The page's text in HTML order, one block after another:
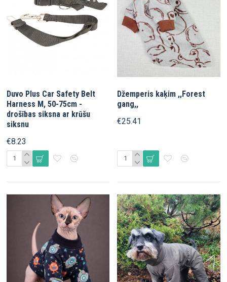
Duvo Plus Car Safety Belt
Harness M, 50-75сm -
drošības siksna ar krūšu
siksnu
€8.23
Džemperis kaķim ,,Forest
gang,,
€25.41